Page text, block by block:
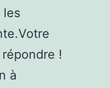
les
!
à